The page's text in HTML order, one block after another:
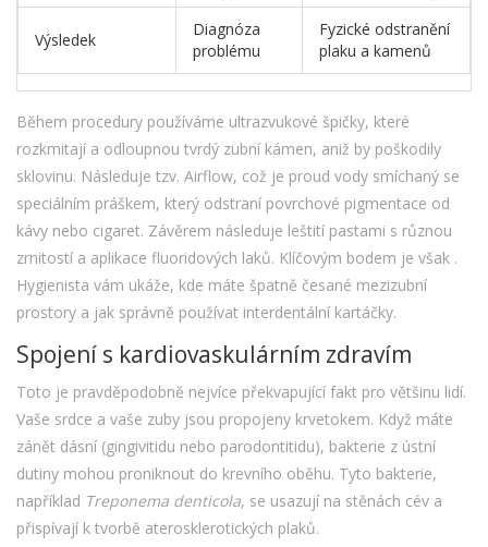
Výsledek
Diagnóza
problému
Fyzické odstranění
plaku a kamenů
Během procedury používáme ultrazvukové špičky, které
rozkmitají a odloupnou tvrdý zubní kámen, aniž by poškodily
sklovinu. Následuje tzv. Airflow, což je proud vody smíchaný se
speciálním práškem, který odstraní povrchové pigmentace od
kávy nebo cigaret. Závěrem následuje leštití pastami s různou
zrnitostí a aplikace fluoridových laků. Klíčovým bodem je však .
Hygienista vám ukáže, kde máte špatně česané mezizubní
prostory a jak správně používat interdentální kartáčky.
Spojení s kardiovaskulárním zdravím
Toto je pravděpodobně nejvíce překvapující fakt pro většinu lidí.
Vaše srdce a vaše zuby jsou propojeny krvetokem. Když máte
zánět dásní (gingivitidu nebo parodontitidu), bakterie z ústní
dutiny mohou proniknout do krevního oběhu. Tyto bakterie,
například Treponema denticola, se usazují na stěnách cév a
přispívají k tvorbě aterosklerotických plaků.